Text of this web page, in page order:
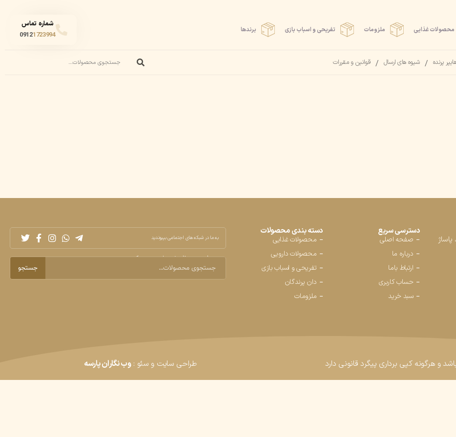
محصولات غذایی ملزومات تفریحی و اسباب بازی برندها
شماره تماس
09121723994
پرنده شیوه های ارسال قوانین و مقررات
دسترسی سریع
صفحه اصلی
درباره ما
ارتباط باما
حساب کاربری
سبد خرید
دسته بندی محصولات
محصولات غذایی
محصولات دارویی
تفریحی و اسباب بازی
دان پرندگان
ملزومات
به ما در شبکه های اجتماعی بپیوندید
محصول مورد نظر خود را جستجو کنید
جستجو
و هرگونه کپی برداری پیگرد قانونی دارد طراحی سایت و سئو :وب نگاران پارسه